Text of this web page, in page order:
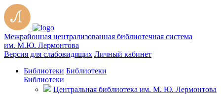
Межрайонная централизованная библиотечная система
им. М.Ю. Лермонтова
Версия для слабовидящих Личный кабинет
Библиотеки Библиотеки
Библиотеки
Центральная библиотека им. М. Ю. Лермонтова